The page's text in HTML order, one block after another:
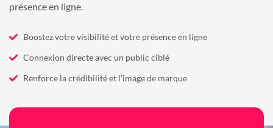
présence en ligne.
Boostez votre visibilité et votre présence en ligne
Connexion directe avec un public ciblé
Renforce la crédibilité et l'image de marque